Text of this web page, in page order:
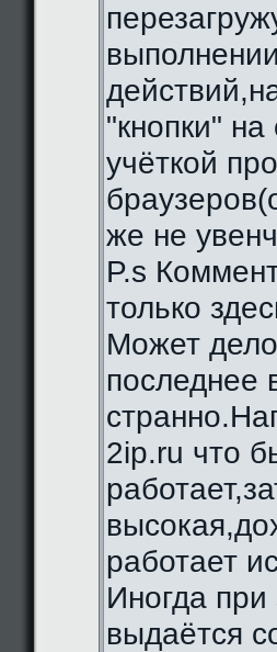
"кнопки"
учёткой
же не
P.s
только
Может
последнее
2ip.ru что
работает
Иногда
выдаётся